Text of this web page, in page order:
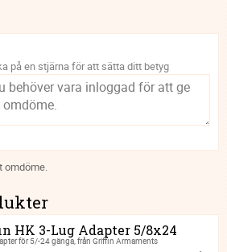
på en stjärna för att sätta ditt betyg
omdöme.
HK 3-Lug Adapter 5/8x24
för 5/-24 gänga, från Griffin Armaments